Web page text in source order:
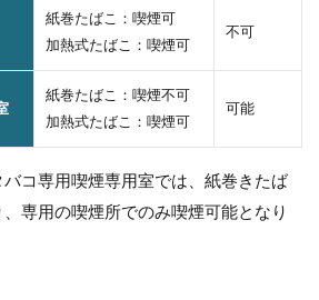
紙巻たばこ：喫煙可
加熱式たばこ：喫煙可
不可
紙巻たばこ：喫煙不可
加熱式たばこ：喫煙可
可能
コ専用喫煙専用室では、紙巻きたば
専用の喫煙所でのみ喫煙可能となり